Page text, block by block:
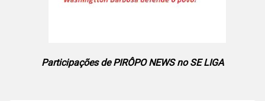
Participações de PIRÔPO NEWS no SE LIGA